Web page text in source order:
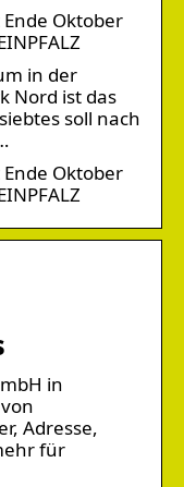
Oktober
in der
Nord ist das
soll nach
Oktober
in
Adresse,
für